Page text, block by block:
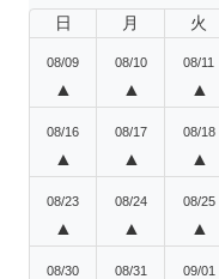
日 月 火
08/09
▲
08/10
▲
08/11
▲
08/16
▲
08/17
▲
08/18
▲
08/23
▲
08/24
▲
08/25
▲
08/30 08/31 09/01